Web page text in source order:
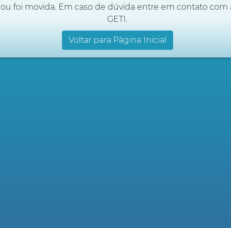
ou foi movida. Em caso de dúvida entre em contato com
GETI.
Voltar para Página Inicial